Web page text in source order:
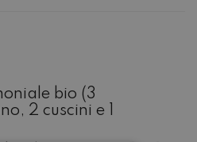
bio (3
2 cuscini e 1